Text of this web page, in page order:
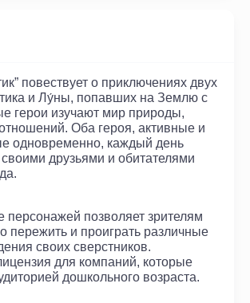
повествует о приключениях двух
и Лу́ны, попавших на Землю с
герои изучают мир природы,
Оба героя, активные и
одновременно, каждый день
друзьями и обитателями
персонажей позволяет зрителям
пережить и проиграть различные
своих сверстников.
для компаний, которые
дошкольного возраста.